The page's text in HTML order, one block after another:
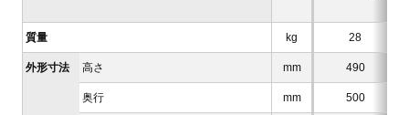
質量 kg 28
外形寸法 高さ mm 490
奥行 mm 500